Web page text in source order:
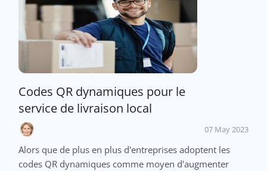
Codes QR dynamiques pour le
service de livraison local
07 May 2023
Alors que de plus en plus d'entreprises adoptent les
codes QR dynamiques comme moyen d'augmenter